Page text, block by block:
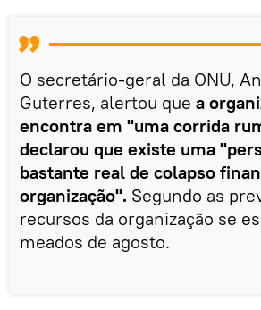
O secretário-geral da ONU,
Guterres, alertou que a
encontra em "uma corrida
declarou que existe uma
bastante real de colapso
organização". Segundo as
recursos da organização se
meados de agosto.